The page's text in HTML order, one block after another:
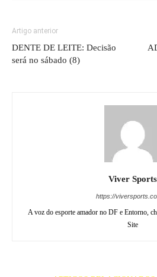
Artigo anterior
DENTE DE LEITE: Decisão
será no sábado (8)
Viver Sports
https://
A voz do esporte amador no DF e Entorno,
Site